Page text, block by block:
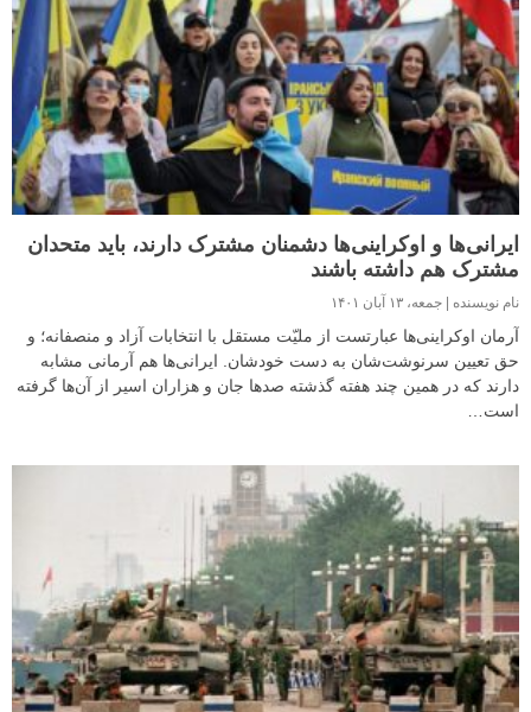
ایرانی‌ها و اوکراینی‌ها دشمنان مشترک دارند، باید متحدان
مشترک هم داشته باشند
نام نویسنده جمعه، ۱۳ آبان ۱۴۰۱
آرمان اوکراینی‌ها عبارتست از ملیّت مستقل با انتخابات آزاد و منصفانه؛ و
حق تعیین سرنوشت‌شان به دست خودشان. ایرانی‌ها هم آرمانی مشابه
دارند که در همین چند هفته گذشته صدها جان و هزاران اسیر از آن‌ها گرفته
است…